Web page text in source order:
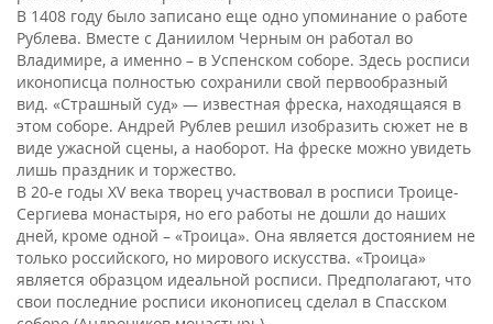
В 1408 году было записано еще одно упоминание о работе
Рублева. Вместе с Даниилом Черным он работал во
Владимире, а именно – в Успенском соборе. Здесь росписи
иконописца полностью сохранили свой первообразный
вид. «Страшный суд» — известная фреска, находящаяся в
этом соборе. Андрей Рублев решил изобразить сюжет не в
виде ужасной сцены, а наоборот. На фреске можно увидеть
лишь праздник и торжество.
В 20-е годы ХV века творец участвовал в росписи Троице-
Сергиева монастыря, но его работы не дошли до наших
дней, кроме одной – «Троица». Она является достоянием не
только российского, но мирового искусства. «Троица»
является образцом идеальной росписи. Предполагают, что
свои последние росписи иконописец сделал в Спасском